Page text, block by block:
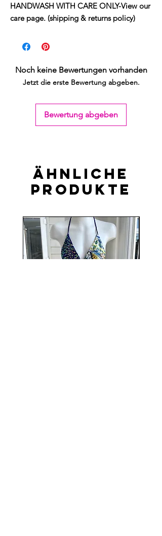
HANDWASH WITH CARE ONLY-View our
care page. (shipping & returns policy)
Noch keine Bewertungen vorhanden
Jetzt die erste Bewertung abgeben.
Bewertung abgeben
Ähnliche
Produkte